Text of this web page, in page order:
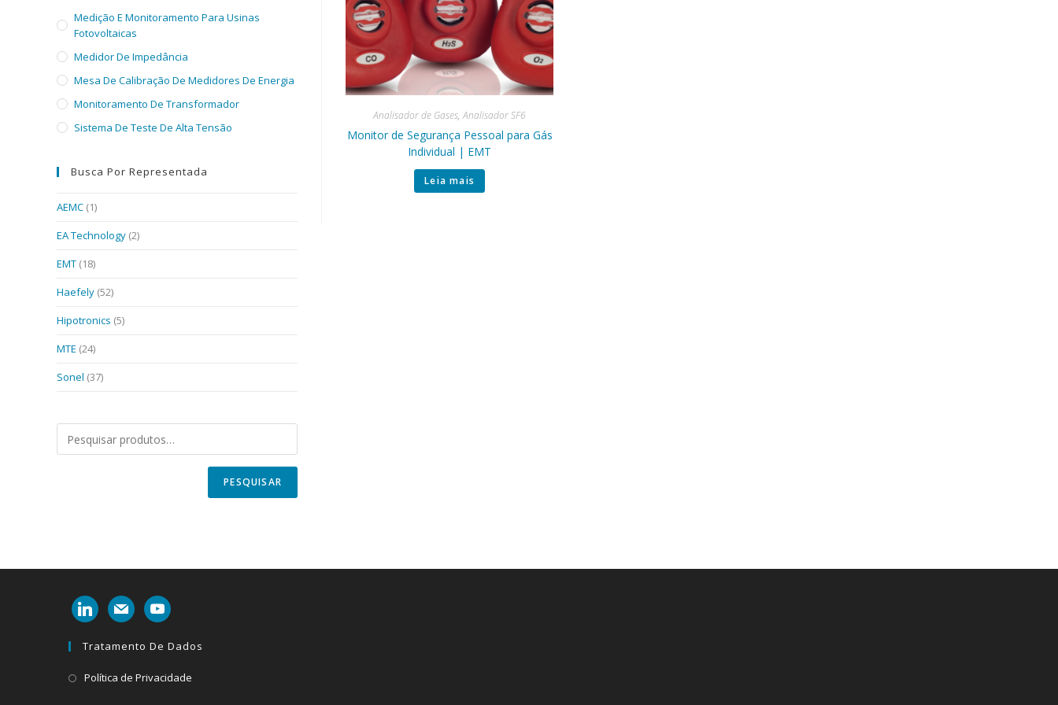
Analisador de Gases,Analisador SF6
Monitor de Segurança Pessoal para Gás
Individual | EMT
Leia mais
Medição E Monitoramento Para Usinas
Fotovoltaicas
Medidor De Impedância
Mesa De Calibração De Medidores De Energia
Monitoramento De Transformador
Sistema De Teste De Alta Tensão
Busca Por Representada
AEMC (1)
EA Technology (2)
EMT (18)
Haefely (52)
Hipotronics (5)
MTE (24)
Sonel (37)
PESQUISAR
linkedinmail youtube
Tratamento De Dados
Política de Privacidade